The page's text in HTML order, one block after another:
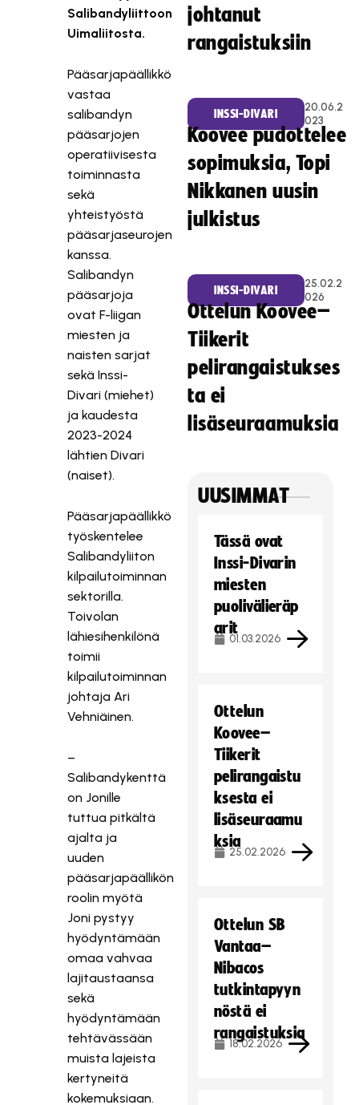
Salibandyliittoon
Uimaliitosta.
Pääsarjapäällikkö
vastaa
salibandyn
pääsarjojen
operatiivisesta
toiminnasta
sekä
yhteistyöstä
pääsarjaseurojen
kanssa.
Salibandyn
pääsarjoja
ovat F-liigan
miesten ja
naisten sarjat
sekä Inssi-
Divari (miehet)
ja kaudesta
2023-2024
lähtien Divari
(naiset).
Pääsarjapäällikkö
työskentelee
Salibandyliiton
kilpailutoiminnan
sektorilla.
Toivolan
lähiesihenkilönä
toimii
kilpailutoiminnan
johtaja Ari
Vehniäinen.
–
Salibandykenttä
on Jonille
tuttua pitkältä
ajalta ja
uuden
pääsarjapäällikön
roolin myötä
Joni pystyy
hyödyntämään
omaa vahvaa
lajitaustaansa
sekä
hyödyntämään
tehtävässään
muista lajeista
kertyneitä
kokemuksiaan.
johtanut
rangaistuksiin
INSSI-DIVARI
20.06.2
023
Koovee pudottelee
sopimuksia, Topi
Nikkanen uusin
julkistus
INSSI-DIVARI
25.02.2
026
Ottelun Koovee–
Tiikerit
pelirangaistukses
ta ei
lisäseuraamuksia
UUSIMMAT
Tässä ovat
Inssi-Divarin
miesten
puolivälieräp
arit
01.03.2026
Ottelun
Koovee–
Tiikerit
pelirangaistu
ksesta ei
lisäseuraamu
ksia
25.02.2026
Ottelun SB
Vantaa–
Nibacos
tutkintapyyn
nöstä ei
rangaistuksia
18.02.2026